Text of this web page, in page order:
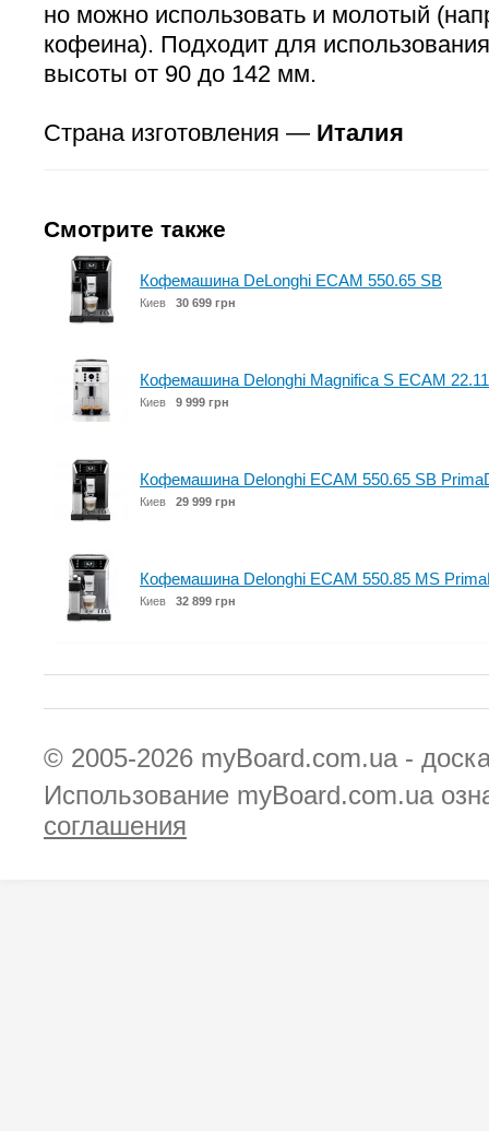
но можно использовать и молотый
кофеина). Подходит для
высоты от 90 до 142 мм.
Страна изготовления — Италия
Смотрите также
Кофемашина DeLonghi ECAM 550.65 SB
Киев 30 699 грн
Кофемашина Delonghi Magnifica S ECAM
Киев 9 999 грн
Кофемашина Delonghi ECAM 550.65 SB
Киев 29 999 грн
Кофемашина Delonghi ECAM 550.85 MS
Киев 32 899 грн
© 2005-2026 myBoard.com.ua -
Использование myBoard.com.ua
соглашения